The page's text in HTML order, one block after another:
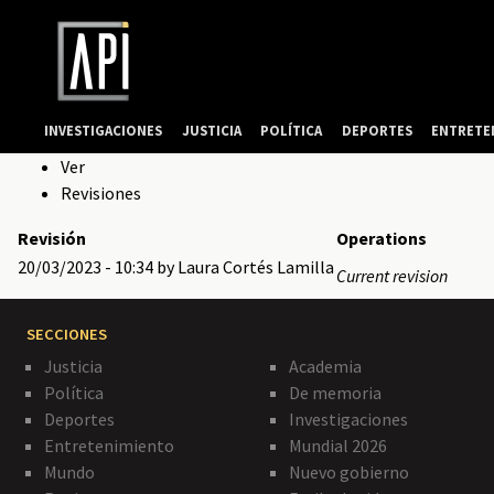
Solapas
Ver
Revisiones
Revisión
Operations
20/03/2023 - 10:34 by Laura Cortés Lamilla Current revision
SECCIONES
Justicia
Política
Deportes
Entretenimiento
Mundo
Academia
De memoria
Investigaciones
Mundial 2026
Nuevo gobierno
INVESTIGACIONES JUSTICIA POLÍTICA DEPORTES